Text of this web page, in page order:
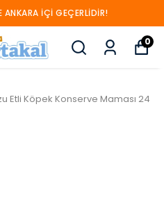
ANKARA İÇİ GEÇERLİDİR!
0
Etli Köpek Konserve Maması 24